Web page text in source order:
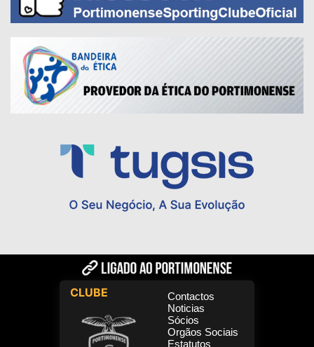
CLUBE
Contactos
Noticias
Sócios
Orgãos Sociais
Estatutos